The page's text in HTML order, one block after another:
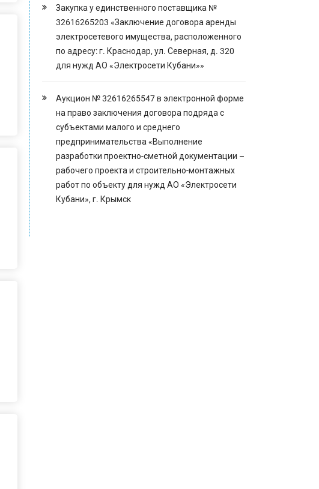
Закупка у единственного поставщика №
32616265203 «Заключение договора аренды
электросетевого имущества, расположенного
по адресу: г. Краснодар, ул. Северная, д. 320
для нужд АО «Электросети Кубани»»
Аукцион № 32616265547 в электронной форме
на право заключения договора подряда с
субъектами малого и среднего
предпринимательства «Выполнение
разработки проектно-сметной документации –
рабочего проекта и строительно-монтажных
работ по объекту для нужд АО «Электросети
Кубани», г. Крымск